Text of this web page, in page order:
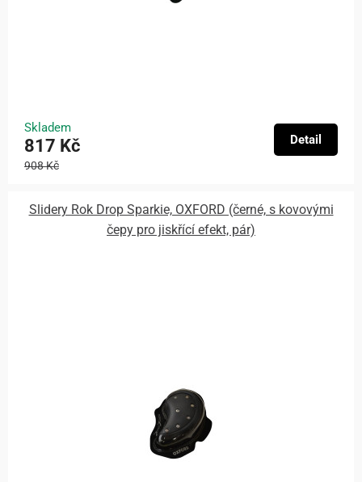
Skladem
817 Kč
908 Kč
Detail
Slidery Rok Drop Sparkie, OXFORD (černé, s kovovými
čepy pro jiskřící efekt, pár)